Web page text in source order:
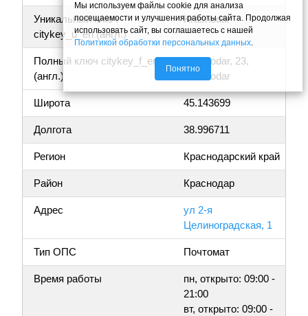
Уникальный ключ
citykey_u_en (англ.)
Krasnodar
Полный ключ citykey_f_en
(англ.)
Krasnodar, 23,
Krasnodar
Широта 45.143699
Долгота 38.996711
Регион Краснодарский край
Район Краснодар
Адрес
ул 2-я
Целиноградская, 1
Тип ОПС Почтомат
Время работы
пн, открыто: 09:00 -
21:00
вт, открыто: 09:00 -
Мы используем файлы cookie для анализа
посещаемости и улучшения работы сайта. Продолжая
использовать сайт, вы соглашаетесь с нашей
Политикой обработки персональных данных.
Понятно